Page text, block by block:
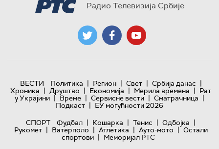
Радио Телевизија Србије
ВЕСТИ Политика | Регион | Свет | Србија данас |
Хроника | Друштво | Економија | Мерила времена | Рат
у Украјини | Време | Сервисне вести | Сматрачница |
Подкаст | ЕУ могућности 2026
СПОРТ
Фудбал | Кошарка | Тенис | Одбојка |
Рукомет | Ватерполо | Атлетика | Ауто-мото | Остали
спортови | Меморијал РТС